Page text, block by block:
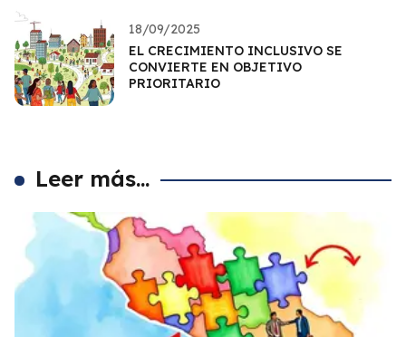
18/09/2025
EL CRECIMIENTO INCLUSIVO SE
CONVIERTE EN OBJETIVO
PRIORITARIO
Leer más...